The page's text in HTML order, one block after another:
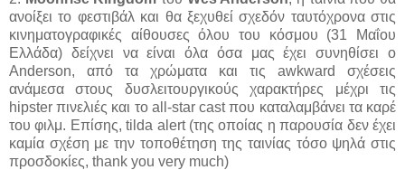
ανοίξει το φεστιβάλ και θα ξεχυθεί σχεδόν ταυτόχρονα στις
κινηματογραφικές αίθουσες όλου του κόσμου (31 Μαΐου
Ελλάδα) δείχνει να είναι όλα όσα μας έχει συνηθίσει ο
Anderson, από τα χρώματα και τις awkward σχέσεις
ανάμεσα στους δυσλειτουργικούς χαρακτήρες μέχρι τις
hipster πινελιές και το all-star cast που καταλαμβάνει τα καρέ
του φιλμ. Επίσης, tilda alert (της οποίας η παρουσία δεν έχει
καμία σχέση με την τοποθέτηση της ταινίας τόσο ψηλά στις
προσδοκίες, thank you very much)